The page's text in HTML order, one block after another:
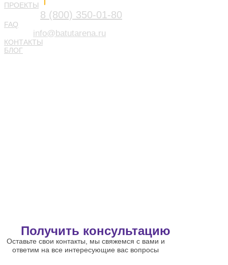
Получить консультацию
Оставьте свои контакты, мы свяжемся с вами и
ответим на все интересующие вас вопросы
ПРОЕКТЫ
8 (800) 350-01-80
FAQ
info@batutarena.ru
КОНТАКТЫ
БЛОГ